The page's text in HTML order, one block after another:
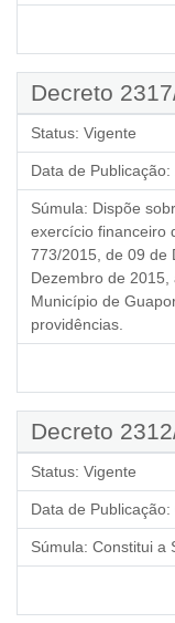
Decreto
Status: Vigente
Data de Publicação:
Súmula: Dispõe
exercício financeiro
773/2015, de 09 de
Dezembro de
Município de
providências.
Decreto
Status: Vigente
Data de Publicação:
Súmula: Constitui a